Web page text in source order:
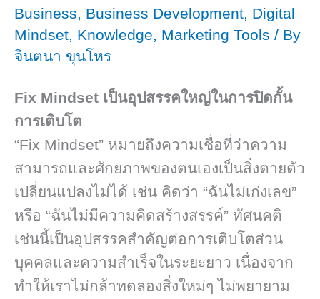
Business, Business Development, Digital
Mindset, Knowledge, Marketing Tools / By
จินตนา ขุนโหร
Fix Mindset เป็นอุปสรรคใหญ่ในการปิดกั้น
การเติบโต
“Fix Mindset” หมายถึงความเชื่อที่ว่าความ
สามารถและศักยภาพของตนเองเป็นสิ่งตายตัว
เปลี่ยนแปลงไม่ได้ เช่น คิดว่า “ฉันไม่เก่งเลข”
หรือ “ฉันไม่มีความคิดสร้างสรรค์” ทัศนคติ
เช่นนี้เป็นอุปสรรคสำคัญต่อการเติบโตส่วน
บุคคลและความสำเร็จในระยะยาว เนื่องจาก
ทำให้เราไม่กล้าทดลองสิ่งใหม่ๆ ไม่พยายาม